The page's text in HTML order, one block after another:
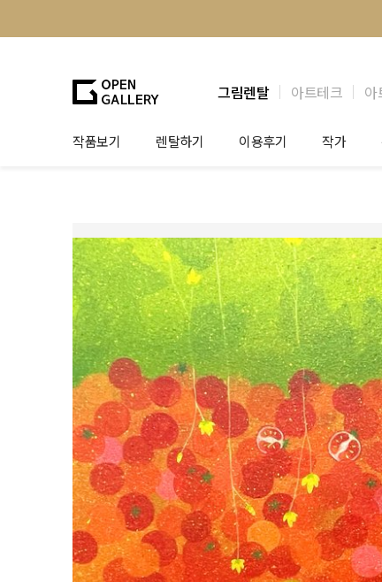
그림렌탈 아트테크 아
작품보기 렌탈하기
기프트카드
이용후기
셀럽 인터뷰
작가